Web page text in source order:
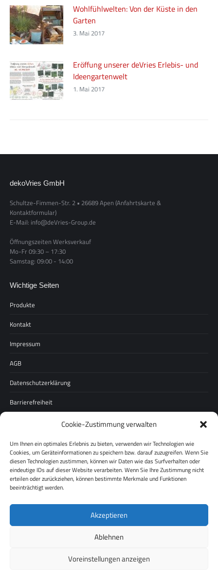
Cookie-Zustimmung verwalten
Um Ihnen ein optimales Erlebnis zu bieten, verwenden wir Technologien wie
Cookies, um Geräteinformationen zu speichern bzw. darauf zuzugreifen. Wenn Sie
diesen Technologien zustimmen, können wir Daten wie das Surfverhalten oder
eindeutige IDs auf dieser Website verarbeiten. Wenn Sie Ihre Zustimmung nicht
erteilen oder zurückziehen, können bestimmte Merkmale und Funktionen
beeinträchtigt werden.
Akzeptieren
Ablehnen
Voreinstellungen anzeigen
Wohlfühlwelten: Von der Küste in den
Garten
3. Mai 2017
Eröffung unserer deVries Erlebis- und
Ideengartenwelt
1. Mai 2017
dekoVries GmbH
Schultze-Fimmen-Str. 2 • 26689 Apen (Anfahrtskarte &
Kontaktformular)
E-Mail: info@deVries-Group.de
Öffnungszeiten Werksverkauf
Mo-Fr 09:30 – 17:30
Samstag: 09:00 - 14:00
Wichtige Seiten
Produkte
Kontakt
Impressum
AGB
Datenschutzerklärung
Barrierefreiheit
Über uns
Karriere
Pressespiegel
Werksverkauf